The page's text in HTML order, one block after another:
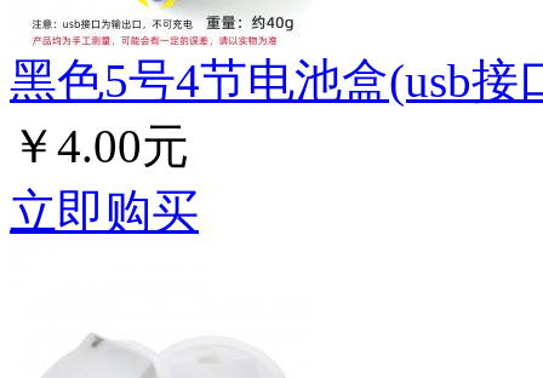
黑色5号4节电池盒(usb
￥4.00元
立即购买